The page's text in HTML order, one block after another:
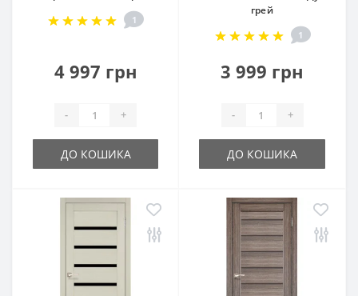
1
4 997 грн
- +
ДО КОШИКА
грей
1
3 999 грн
- +
ДО КОШИКА